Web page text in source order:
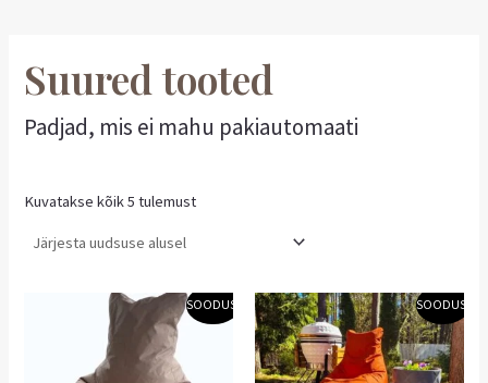
Suured tooted
Padjad, mis ei mahu pakiautomaati
Kuvatakse kõik 5 tulemust
SOODUS!
Algne
139,00 €.
Praegune
97,30 €.
SOODUS!
Algne
hind
oli:
139,00 €.
Praegune
hind
on:
97,30 €.